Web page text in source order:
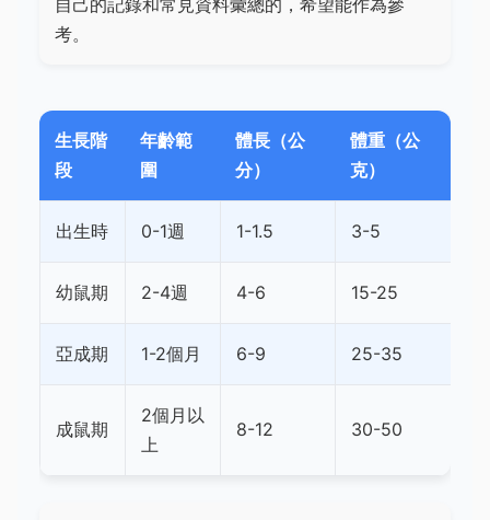
自己的記錄和常見資料彙總的，希望能作為參
考。
生長階
段
年齡範
圍
體長（公
分）
體重（公
克）
出生時 0-1週 1-1.5 3-5
幼鼠期 2-4週 4-6 15-25
亞成期 1-2個月 6-9 25-35
成鼠期
2個月以
上
8-12 30-50